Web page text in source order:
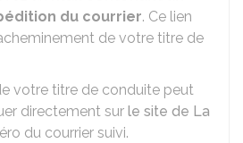
du courrier. Ce lien
de votre titre de
votre titre de conduite peut
directement sur le site de La
du courrier suivi.